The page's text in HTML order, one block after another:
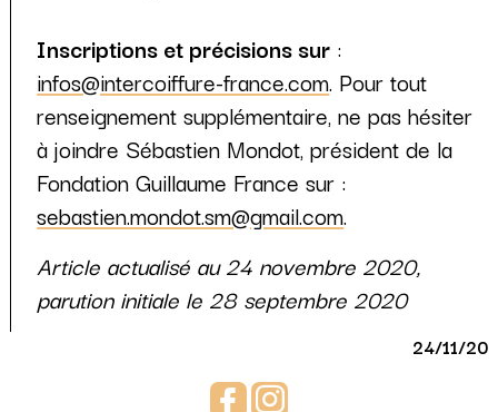
Inscriptions et précisions sur :
infos@intercoiffure-france.com. Pour tout
renseignement supplémentaire, ne pas hésiter
à joindre Sébastien Mondot, président de la
Fondation Guillaume France sur :
sebastien.mondot.sm@gmail.com.
Article actualisé au 24 novembre 2020,
parution initiale le 28 septembre 2020
24/11/20
Facebook